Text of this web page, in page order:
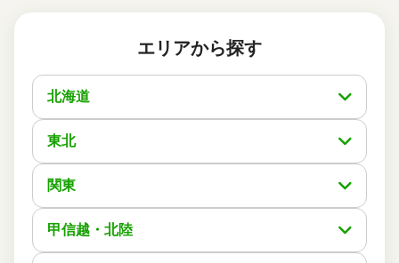
ご利用事務所名
話しやすさ 5説明のわかりやすさ 5対応スピード 5
価格の妥当性
依頼内容 相続登記依頼金額 6万円
ご利用時期
依頼に至った経緯
不動産名義変更するのに、3件のうちの最初の連絡での対
エリアから探す
北海道
東北
関東
甲信越・北陸